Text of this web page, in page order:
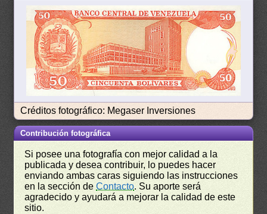
Créditos fotográfico: Megaser Inversiones
Contribución fotográfica
Si posee una fotografía con mejor calidad a la
publicada y desea contribuir, lo puedes hacer
enviando ambas caras siguiendo las instrucciones
en la sección deContacto. Su aporte será
agradecido y ayudará a mejorar la calidad de este
sitio.